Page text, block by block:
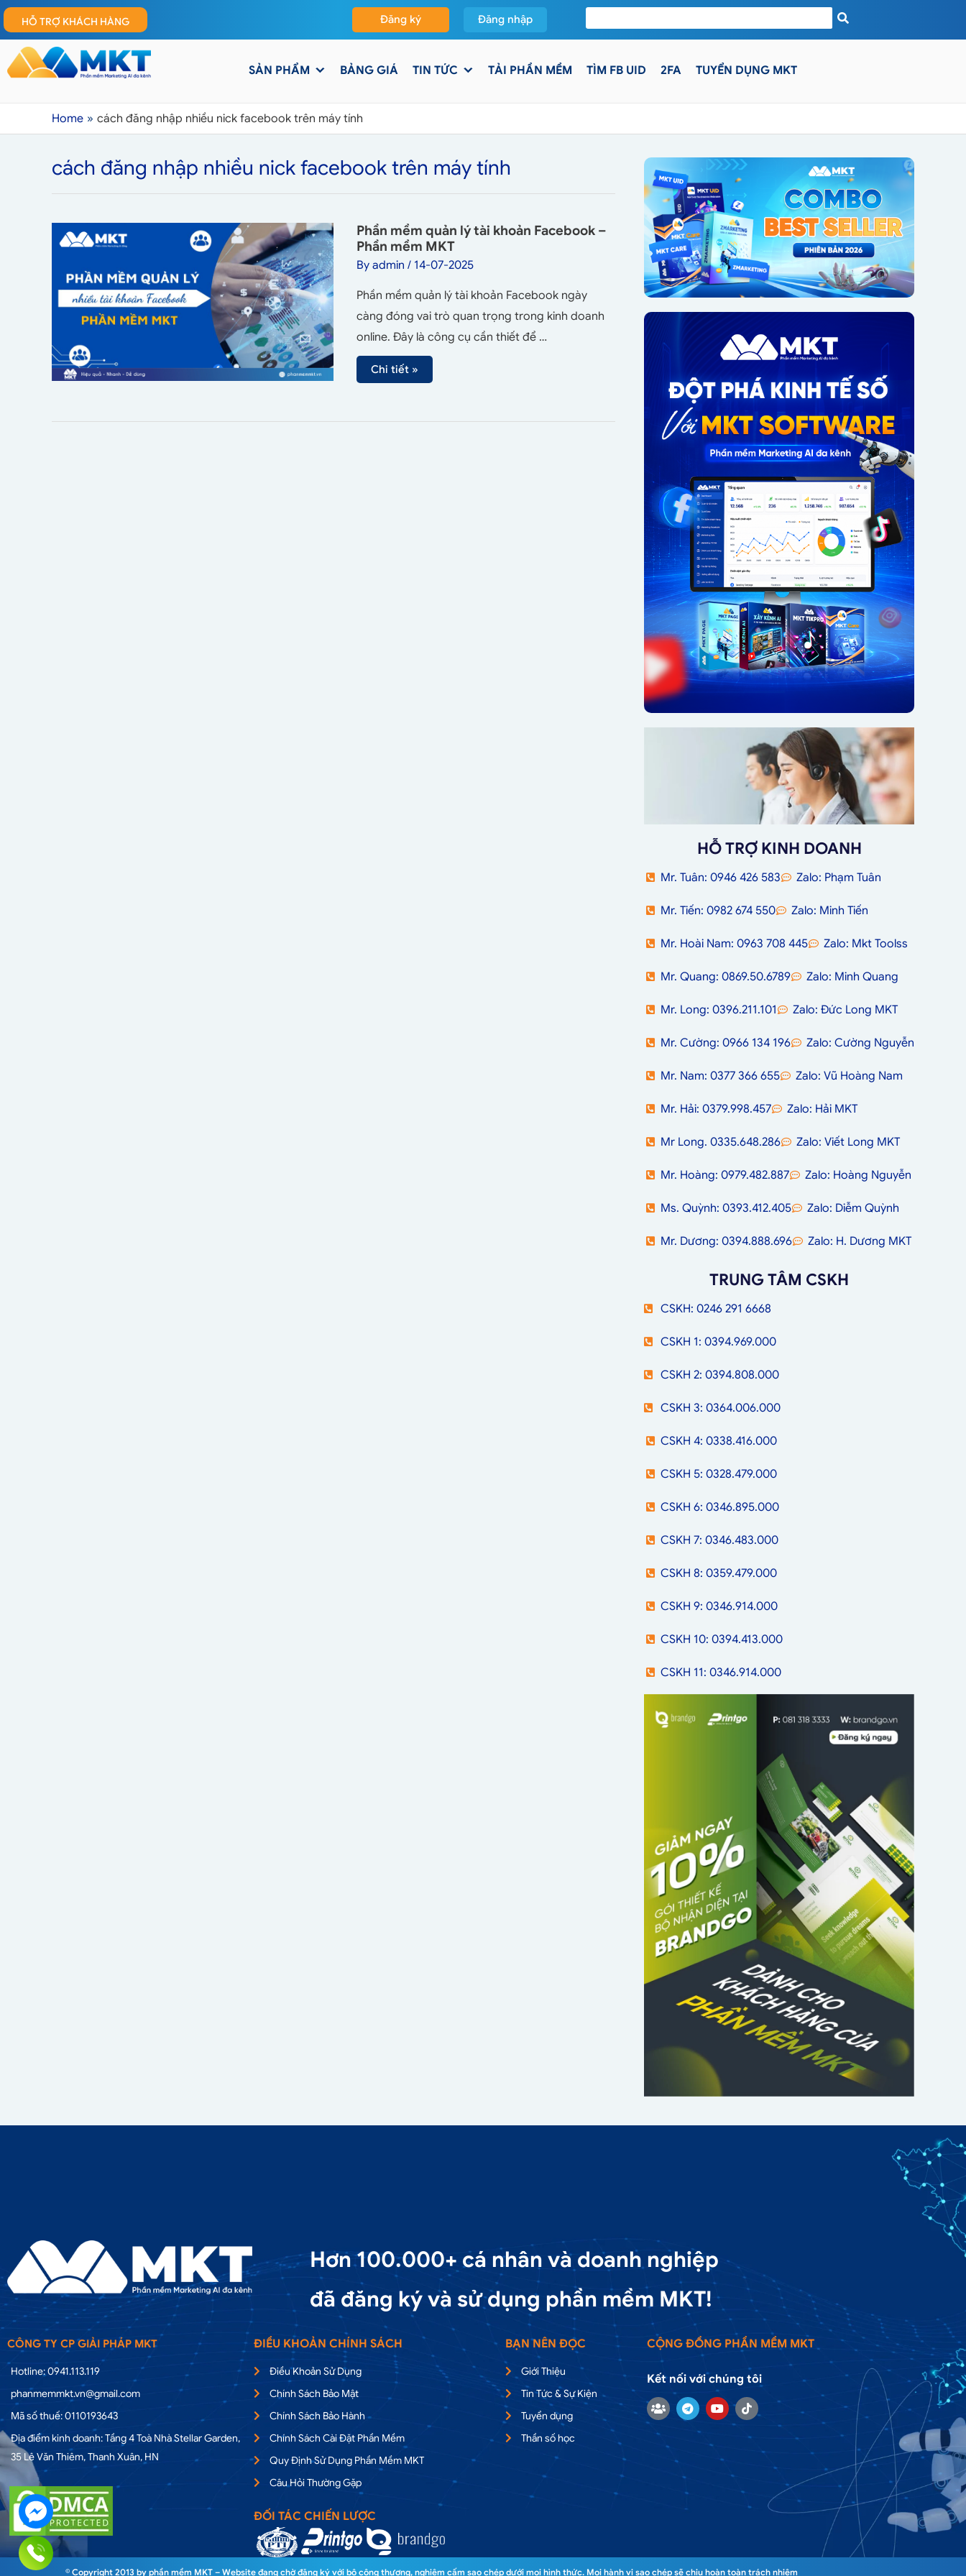
HỖ TRỢ KHÁCH HÀNG Đăng ký Đăng nhập
SẢN PHẨM BẢNG GIÁ TIN TỨC TẢI PHẦN MỀM TÌM FB UID 2FA TUYỂN DỤNG MKT
Home cách đăng nhập nhiều nick facebook trên máy tính
cách đăng nhập nhiều nick facebook trên máy tính
Phần mềm quản lý tài khoản Facebook –
Phần mềm MKT
By admin / 14-07-2025
Phần mềm quản lý tài khoản Facebook ngày
càng đóng vai trò quan trọng trong kinh doanh
online. Đây là công cụ cần thiết để …
Chi tiết »
HỖ TRỢ KINH DOANH
Mr. Tuân: 0946 426 583 Zalo: Phạm Tuân
Mr. Tiến: 0982 674 550 Zalo: Minh Tiến
Mr. Hoài Nam: 0963 708 445 Zalo: Mkt Toolss
Mr. Quang: 0869.50.6789 Zalo: Minh Quang
Mr. Long: 0396.211.101 Zalo: Đức Long MKT
Mr. Cường: 0966 134 196 Zalo: Cường Nguyễn
Mr. Nam: 0377 366 655 Zalo: Vũ Hoàng Nam
Mr. Hải: 0379.998.457 Zalo: Hải MKT
Mr Long. 0335.648.286 Zalo: Viết Long MKT
Mr. Hoàng: 0979.482.887 Zalo: Hoàng Nguyễn
Ms. Quỳnh: 0393.412.405 Zalo: Diễm Quỳnh
Mr. Dương: 0394.888.696 Zalo: H. Dương MKT
TRUNG TÂM CSKH
CSKH: 0246 291 6668
CSKH 1: 0394.969.000
CSKH 2: 0394.808.000
CSKH 3: 0364.006.000
CSKH 4: 0338.416.000
CSKH 5: 0328.479.000
CSKH 6: 0346.895.000
CSKH 7: 0346.483.000
CSKH 8: 0359.479.000
CSKH 9: 0346.914.000
CSKH 10: 0394.413.000
CSKH 11: 0346.914.000
Hơn 100.000+ cá nhân và doanh nghiệp
đã đăng ký và sử dụng phần mềm MKT!
CÔNG TY CP GIẢI PHÁP MKT
Hotline: 0941.113.119
phanmemmkt.vn@gmail.com
Mã số thuế: 0110193643
Địa điểm kinh doanh: Tầng 4 Toà Nhà Stellar Garden,
35 Lê Văn Thiêm, Thanh Xuân, HN
ĐIỀU KHOẢN CHÍNH SÁCH
Điều Khoản Sử Dụng
Chính Sách Bảo Mật
Chính Sách Bảo Hành
Chính Sách Cài Đặt Phần Mềm
Quy Định Sử Dụng Phần Mềm MKT
Câu Hỏi Thường Gặp
ĐỐI TÁC CHIẾN LƯỢC
BẠN NÊN ĐỌC
Giới Thiệu
Tin Tức & Sự Kiện
Tuyển dụng
Thần số học
CỘNG ĐỒNG PHẦN MỀM MKT
Kết nối với chúng tôi
© Copyright 2013 by phần mềm MKT – Website đang chờ đăng ký với bộ công thương, nghiêm cấm sao chép dưới mọi hình thức. Mọi hành vi sao chép sẽ chịu hoàn toàn trách nhiệm